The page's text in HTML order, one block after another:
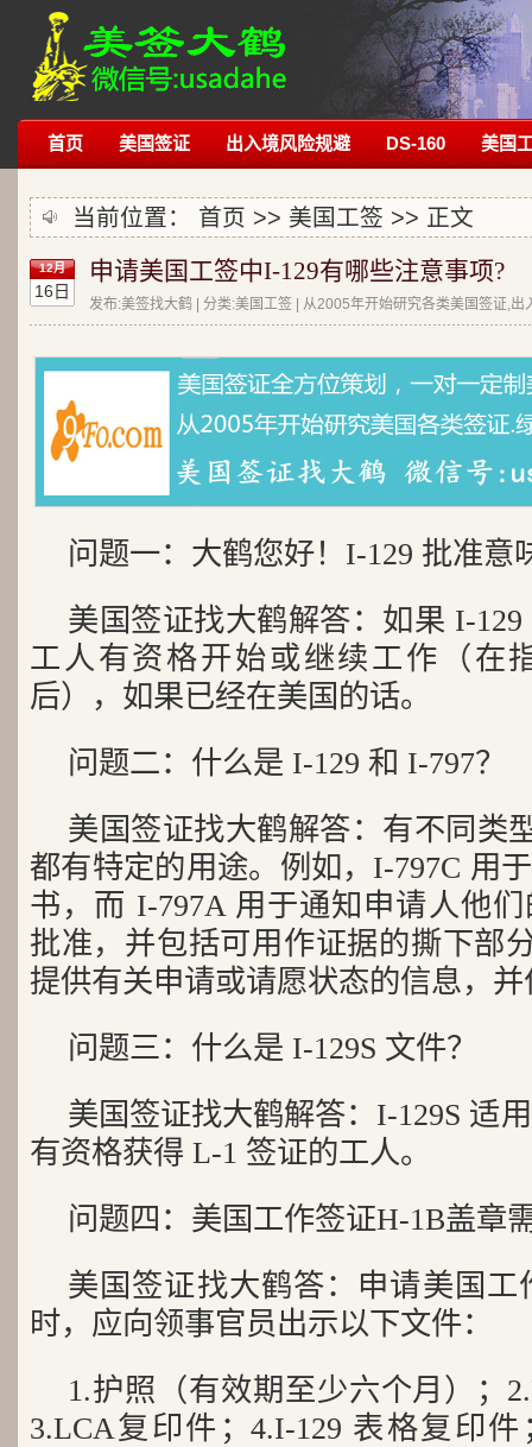
首页 美国签证 出入境风险规避 DS-160 美国
当前位置： 首页 >> 美国工签 >> 正文
12月
16日
申请美国工签中I-129有哪些注意事项?
发布:美签找大鹤 | 分类:美国工签 | 从2005年开始研究各类美国签证,出
问题一：大鹤您好！I-129 批准意
美国签证找大鹤解答：如果 I-
工人有资格开始或继续工作（在
后），如果已经在美国的话。
问题二：什么是 I-129 和 I-797？
美国签证找大鹤解答：有不同类
都有特定的用途。例如，I-797C 用
书，而 I-797A 用于通知申请人他
批准，并包括可用作证据的撕下部
提供有关申请或请愿状态的信息，
问题三：什么是 I-129S 文件？
美国签证找大鹤解答：I-129S 适
有资格获得 L-1 签证的工人。
问题四：美国工作签证H-1B盖章
美国签证找大鹤答：申请美国工
时，应向领事官员出示以下文件：
1.护照（有效期至少六个月）；
3.LCA复印件；4.I-129 表格复印